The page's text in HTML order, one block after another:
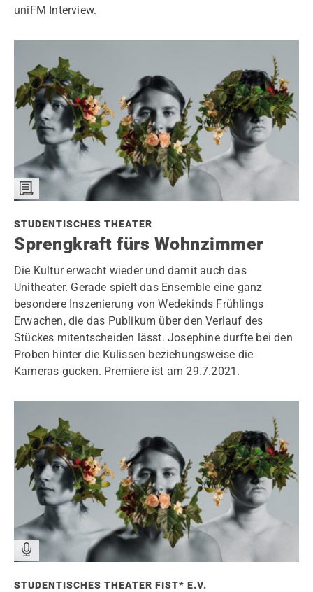
uniFM Interview.
STUDENTISCHES THEATER
Sprengkraft fürs Wohnzimmer
Die Kultur erwacht wieder und damit auch das
Unitheater. Gerade spielt das Ensemble eine ganz
besondere Inszenierung von Wedekinds Frühlings
Erwachen, die das Publikum über den Verlauf des
Stückes mitentscheiden lässt. Josephine durfte bei den
Proben hinter die Kulissen beziehungsweise die
Kameras gucken. Premiere ist am 29.7.2021.
STUDENTISCHES THEATER FIST* E.V.